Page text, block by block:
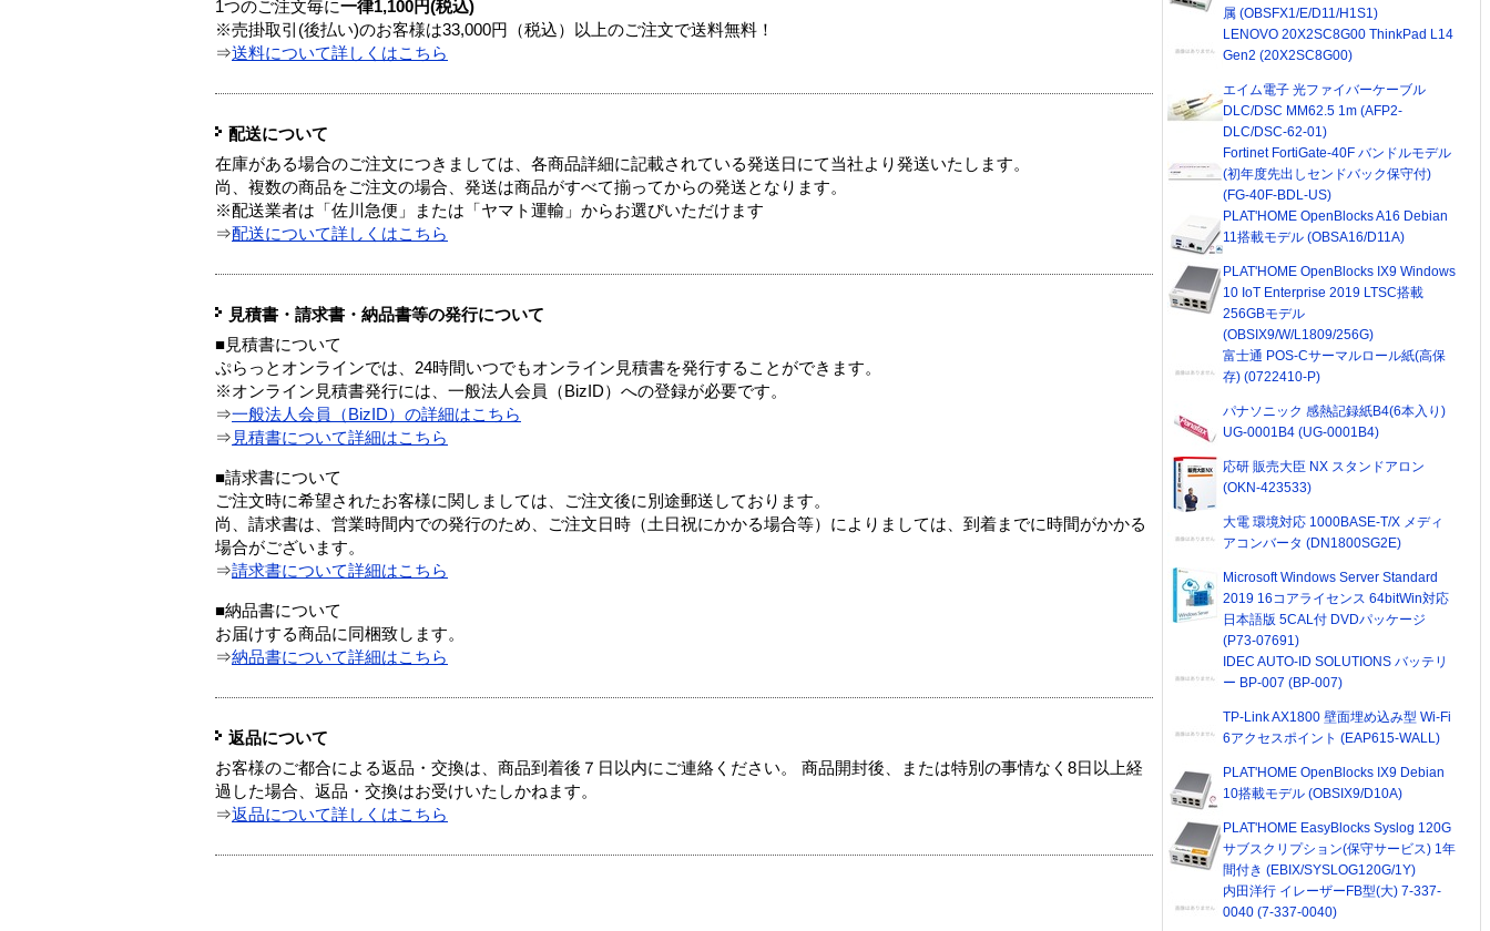
1つのご注文毎に一律1,100円(税込)
※売掛取引(後払い)のお客様は33,000円（税込）以上のご注文で送料無料！
⇒送料について詳しくはこちら
配送について
在庫がある場合のご注文につきましては、各商品詳細に記載されている発送日にて当社より発送いたします。
尚、複数の商品をご注文の場合、発送は商品がすべて揃ってからの発送となります。
※配送業者は「佐川急便」または「ヤマト運輸」からお選びいただけます
⇒配送について詳しくはこちら
見積書・請求書・納品書等の発行について
■見積書について
ぷらっとオンラインでは、24時間いつでもオンライン見積書を発行することができます。
※オンライン見積書発行には、一般法人会員（BizID）への登録が必要です。
⇒一般法人会員（BizID）の詳細はこちら
⇒ 見積書について詳細はこちら
■請求書について
ご注文時に希望されたお客様に関しましては、ご注文後に別途郵送しております。
尚、請求書は、営業時間内での発行のため、ご注文日時（土日祝にかかる場合等）によりましては、到着までに時間がかかる
場合がございます。
⇒請求書について詳細はこちら
■納品書について
お届けする商品に同梱致します。
⇒納品書について詳細はこちら
返品について
お客様のご都合による返品・交換は、商品到着後７日以内にご連絡ください。 商品開封後、または特別の事情なく8日以上経
過した場合、返品・交換はお受けいたしかねます。
⇒返品について詳しくはこちら
属 (OBSFX1/E/D11/H1S1)
LENOVO 20X2SC8G00 ThinkPad L14
Gen2 (20X2SC8G00)
エイム電子 光ファイバーケーブル
DLC/DSC MM62.5 1m (AFP2-
DLC/DSC-62-01)
Fortinet FortiGate-40F バンドルモデル
(初年度先出しセンドバック保守付)
(FG-40F-BDL-US)
PLAT'HOME OpenBlocks A16 Debian
11搭載モデル (OBSA16/D11A)
PLAT'HOME OpenBlocks IX9 Windows
10 IoT Enterprise 2019 LTSC搭載
256GBモデル
(OBSIX9/W/L1809/256G)
富士通 POS-Cサーマルロール紙(高保
存) (0722410-P)
パナソニック 感熱記録紙B4(6本入り)
UG-0001B4 (UG-0001B4)
応研 販売大臣 NX スタンドアロン
(OKN-423533)
大電 環境対応 1000BASE-T/X メディ
アコンバータ (DN1800SG2E)
Microsoft Windows Server Standard
2019 16コアライセンス 64bitWin対応
日本語版 5CAL付 DVDパッケージ
(P73-07691)
IDEC AUTO-ID SOLUTIONS バッテリ
ー BP-007 (BP-007)
TP-Link AX1800 壁面埋め込み型 Wi-Fi
6アクセスポイント (EAP615-WALL)
PLAT'HOME OpenBlocks IX9 Debian
10搭載モデル (OBSIX9/D10A)
PLAT'HOME EasyBlocks Syslog 120G
サブスクリプション(保守サービス) 1年
間付き (EBIX/SYSLOG120G/1Y)
内田洋行 イレーザーFB型(大) 7-337-
0040 (7-337-0040)